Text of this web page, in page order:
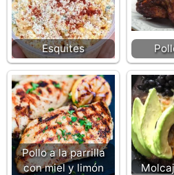
Esquites
Pollo a la parrilla
con miel y limón